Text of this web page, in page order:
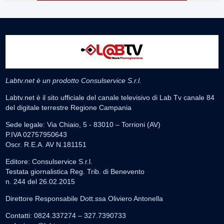
Labtv.net è un prodotto Consulservice S.r.l.
Labtv.net è il sito ufficiale del canale televisivo di Lab Tv canale 84
del digitale terrestre Regione Campania
Sede legale: Via Chiaio, 5 - 83010 – Torrioni (AV)
P.IVA 02757950643
Oscr. R.E.A. AV N.181151
Editore: Consulservice S.r.l.
Testata giornalistica Reg. Trib. di Benevento
n. 244 del 26.02.2015
Direttore Responsabile Dott.ssa Oliviero Antonella
Contatti: 0824.337274 – 327.7390733